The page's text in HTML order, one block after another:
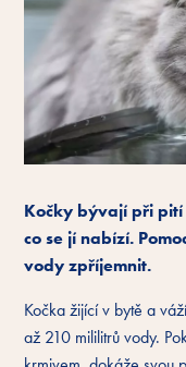
Kočky bývají při
co se jí nabízí.
vody zpříjemnit.
Kočka žijící v bytě a
až 210 mililitrů vody.